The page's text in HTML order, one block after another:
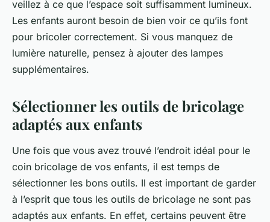
veillez à ce que l’espace soit suffisamment lumineux.
Les enfants auront besoin de bien voir ce qu’ils font
pour bricoler correctement. Si vous manquez de
lumière naturelle, pensez à ajouter des lampes
supplémentaires.
Sélectionner les outils de bricolage
adaptés aux enfants
Une fois que vous avez trouvé l’endroit idéal pour le
coin bricolage de vos enfants, il est temps de
sélectionner les bons outils. Il est important de garder
à l’esprit que tous les outils de bricolage ne sont pas
adaptés aux enfants. En effet, certains peuvent être